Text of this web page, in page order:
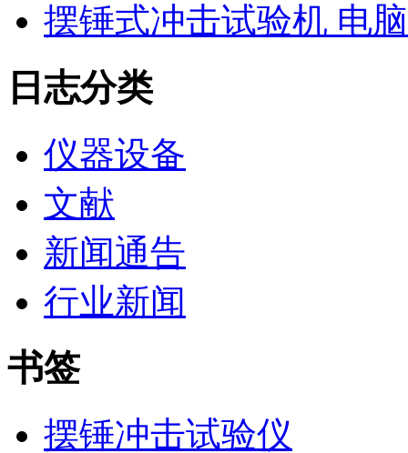
摆锤式冲击试验机 电
日志分类
仪器设备
文献
新闻通告
行业新闻
书签
摆锤冲击试验仪